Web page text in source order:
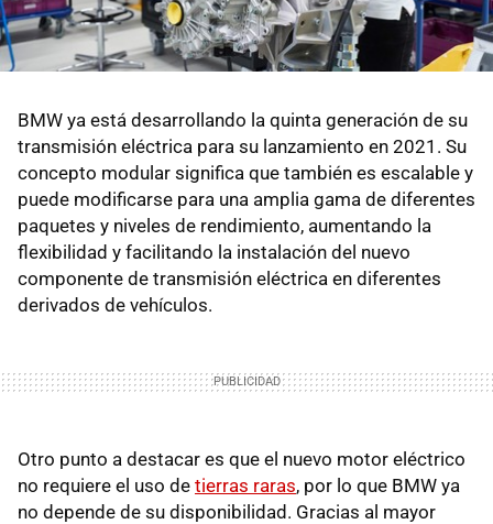
BMW ya está desarrollando la quinta generación de su
transmisión eléctrica para su lanzamiento en 2021. Su
concepto modular significa que también es escalable y
puede modificarse para una amplia gama de diferentes
paquetes y niveles de rendimiento, aumentando la
flexibilidad y facilitando la instalación del nuevo
componente de transmisión eléctrica en diferentes
derivados de vehículos.
Otro punto a destacar es que el nuevo motor eléctrico
no requiere el uso de tierras raras, por lo que BMW ya
no depende de su disponibilidad. Gracias al mayor